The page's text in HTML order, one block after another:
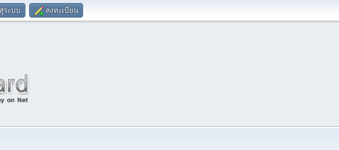
ระบบ ลงทะเบียน